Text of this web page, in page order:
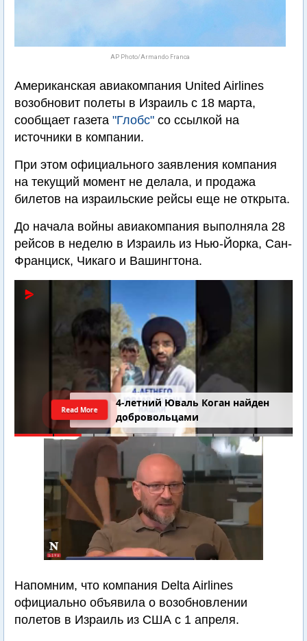
AP Photo/Armando Franca
Американская авиакомпания United Airlines
возобновит полеты в Израиль с 18 марта,
сообщает газета "Глобс" со ссылкой на
источники в компании.
При этом официального заявления компания
на текущий момент не делала, и продажа
билетов на израильские рейсы еще не открыта.
До начала войны авиакомпания выполняла 28
рейсов в неделю в Израиль из Нью-Йорка, Сан-
Франциск, Чикаго и Вашингтона.
4-летний Юваль Коган найден
добровольцами
Read More
Напомним, что компания Delta Airlines
официально объявила о возобновлении
полетов в Израиль из США с 1 апреля.